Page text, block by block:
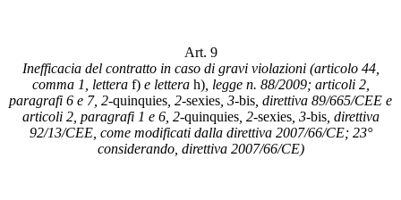
Art. 9
Inefficacia del contratto in caso di gravi violazioni (articolo 44,
comma 1, lettera f)e lettera h), legge n. 88/2009; articoli 2,
paragrafi 6 e 7, 2-quinquies , 2-sexies , 3-bis , direttiva 89/665/CEE e
articoli 2, paragrafi 1 e 6, 2-quinquies, 2-sexies, 3-bis, direttiva
92/13/CEE, come modificati dalla direttiva 2007/66/CE; 23°
considerando, direttiva 2007/66/CE)